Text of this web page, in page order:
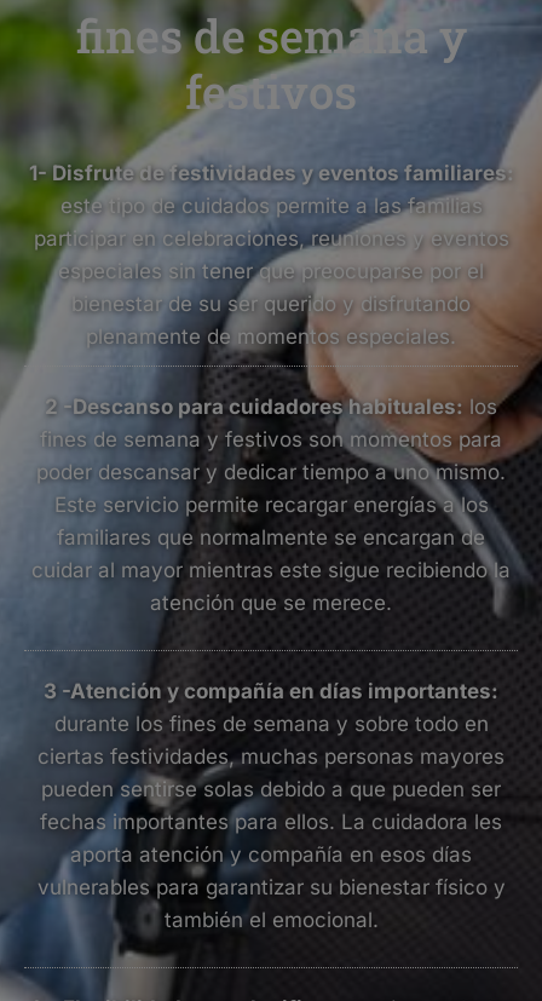
fines de semana y
festivos
1- Disfrute de festividades y eventos familiares:
este tipo de cuidados permite a las familias
participar en celebraciones, reuniones y eventos
especiales sin tener que preocuparse por el
bienestar de su ser querido y disfrutando
plenamente de momentos especiales.
2 -Descanso para cuidadores habituales: los
fines de semana y festivos son momentos para
poder descansar y dedicar tiempo a uno mismo.
Este servicio permite recargar energías a los
familiares que normalmente se encargan de
cuidar al mayor mientras este sigue recibiendo la
atención que se merece.
3 -Atención y compañía en días importantes:
durante los fines de semana y sobre todo en
ciertas festividades, muchas personas mayores
pueden sentirse solas debido a que pueden ser
fechas importantes para ellos. La cuidadora les
aporta atención y compañía en esos días
vulnerables para garantizar su bienestar físico y
también el emocional.